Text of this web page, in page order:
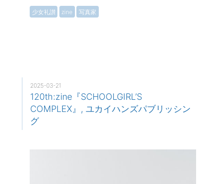
少女礼讃 zine 写真家
2025-03-21
120th:zine『SCHOOLGIRL’S
COMPLEX』, ユカイハンズパブリッシン
グ